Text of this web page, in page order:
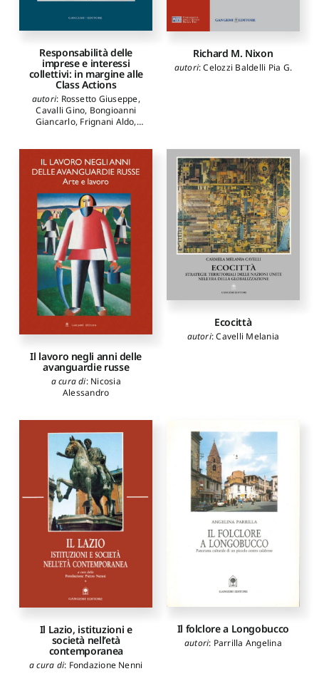
Responsabilità delle
imprese e interessi
collettivi: in margine alle
Class Actions
autori: Rossetto Giuseppe,
Cavalli Gino, Bongioanni
Giancarlo, Frignani Aldo,
Giuseppe
Granata Enrico
Martinello Paolo,Alpa
Guido, Bertaglia Massimo,
Ginevra,Saija Aurora,
Cassinis Paolo,Tavassi
Marina
Ghia Lucio
Richard M. Nixon
autori:Celozzi Baldelli Pia G.
Il lavoro negli anni delle
avanguardie russe
a cura di: Nicosia
Alessandro
Ecocittà
autori:Cavelli Melania
Il Lazio, istituzioni e
società nell’età
contemporanea
a cura di: Fondazione Nenni
Il folclore a Longobucco
autori: Parrilla Angelina